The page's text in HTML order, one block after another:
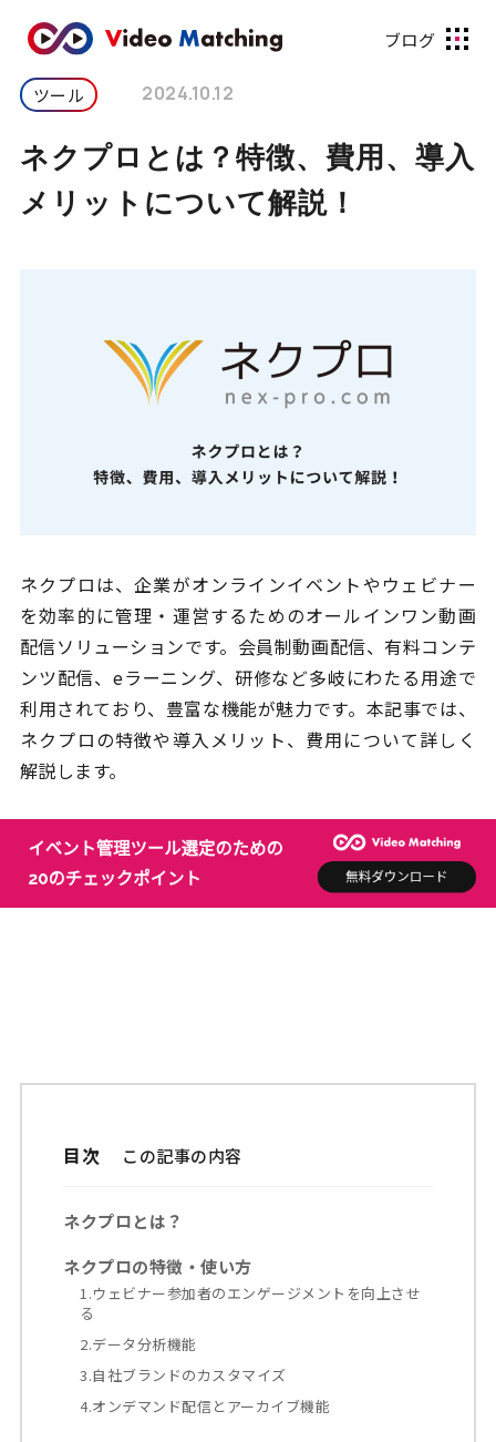
ブログ
ツール 2024.10.12
ネクプロとは？特徴、費用、導入
メリットについて解説！
ネクプロは、企業がオンラインイベントやウェビナー
を効率的に管理・運営するためのオールインワン動画
配信ソリューションです。会員制動画配信、有料コンテ
ンツ配信、eラーニング、研修など多岐にわたる用途で
利用されており、豊富な機能が魅力です。本記事では、
ネクプロの特徴や導入メリット、費用について詳しく
解説します。
目次
ネクプロとは？
ネクプロの特徴・使い方
1.ウェビナー参加者のエンゲージメントを向上させ
る
2.データ分析機能
3.自社ブランドのカスタマイズ
4.オンデマンド配信とアーカイブ機能